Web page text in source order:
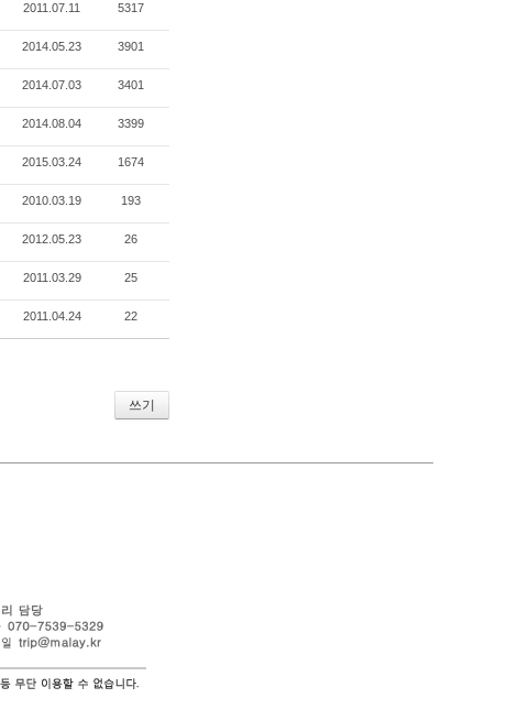
2011.07.11 5317
2014.05.23 3901
2014.07.03 3401
2014.08.04 3399
2015.03.24 1674
2010.03.19 193
2012.05.23 26
2011.03.29 25
2011.04.24 22
쓰기